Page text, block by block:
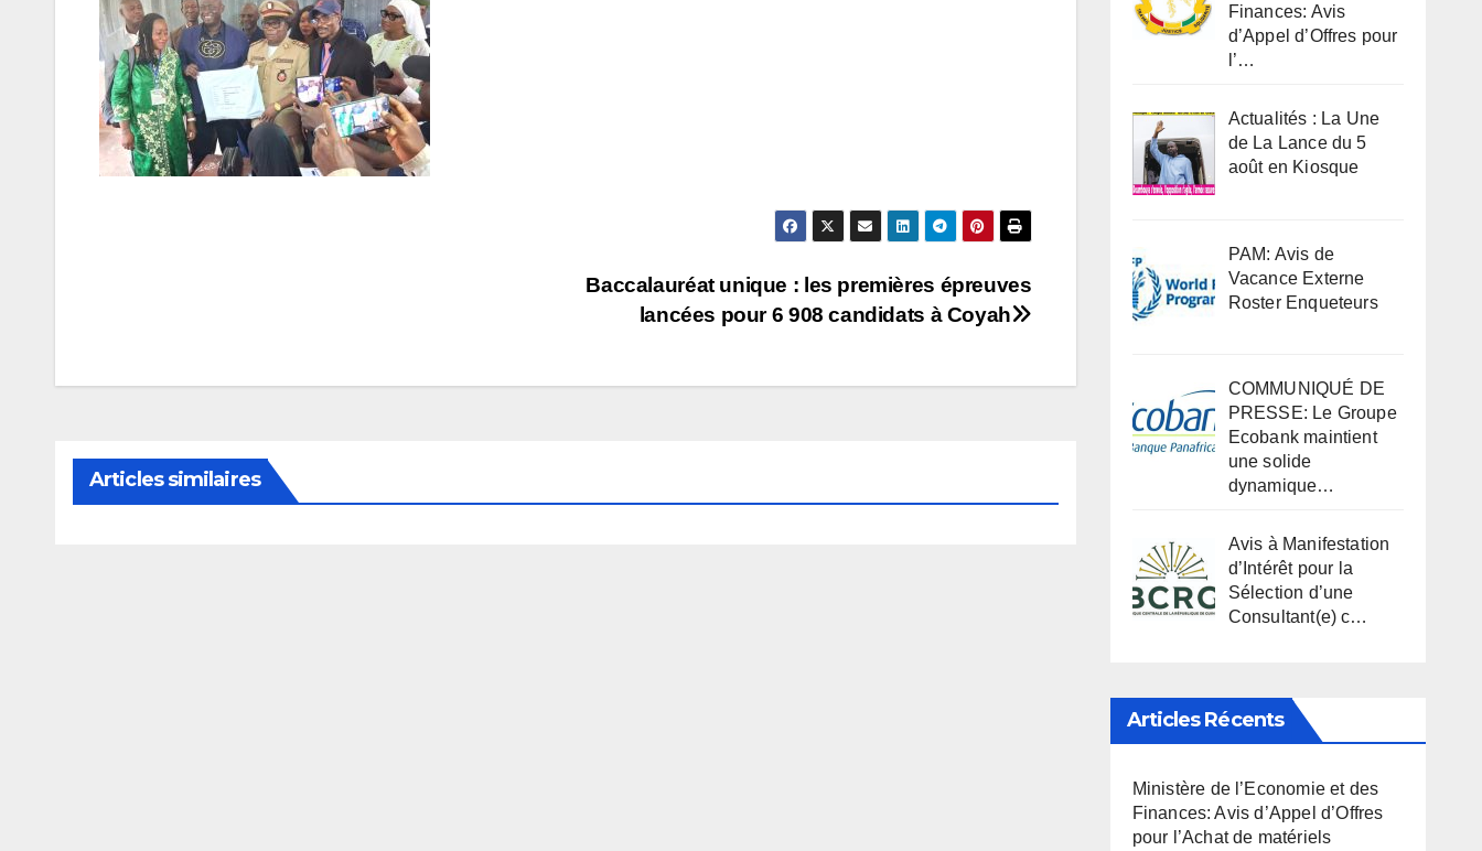
l’article
Baccalauréat unique : les premières épreuves
lancées pour 6 908 candidats à Coyah
Articles similaires
Finances: Avis
d’Appel d’Offres pour
l’…
Actualités : La Une
de La Lance du 5
août en Kiosque
PAM: Avis de
Vacance Externe
Roster Enqueteurs
COMMUNIQUÉ DE
PRESSE: Le Groupe
Ecobank maintient
une solide
dynamique…
Avis à Manifestation
d’Intérêt pour la
Sélection d’une
Consultant(e) c…
Articles Récents
Ministère de l’Economie et des
Finances: Avis d’Appel d’Offres
pour l’Achat de matériels